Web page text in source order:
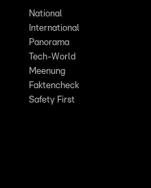
National
International
Panorama
Tech-World
Meenung
Faktencheck
Safety First